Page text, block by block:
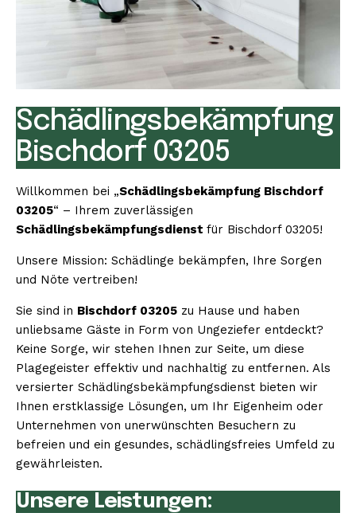
Schädlingsbekämpfung
Bischdorf 03205
Willkommen bei „Schädlingsbekämpfung Bischdorf
03205“ – Ihrem zuverlässigen
Schädlingsbekämpfungsdienst für Bischdorf 03205!
Unsere Mission: Schädlinge bekämpfen, Ihre Sorgen
und Nöte vertreiben!
Sie sind in Bischdorf 03205 zu Hause und haben
unliebsame Gäste in Form von Ungeziefer entdeckt?
Keine Sorge, wir stehen Ihnen zur Seite, um diese
Plagegeister effektiv und nachhaltig zu entfernen. Als
versierter Schädlingsbekämpfungsdienst bieten wir
Ihnen erstklassige Lösungen, um Ihr Eigenheim oder
Unternehmen von unerwünschten Besuchern zu
befreien und ein gesundes, schädlingsfreies Umfeld zu
gewährleisten.
Unsere Leistungen: